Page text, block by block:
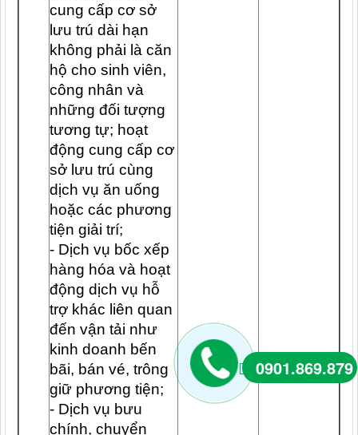
cung cấp cơ sở
lưu trú dài hạn
không phải là căn
hộ cho sinh viên,
công nhân và
những đối tượng
tương tự; hoạt
động cung cấp cơ
sở lưu trú cùng
dịch vụ ăn uống
hoặc các phương
tiện giải trí;
- Dịch vụ bốc xếp
hàng hóa và hoạt
động dịch vụ hỗ
trợ khác liên quan
đến vận tải như
kinh doanh bến
bãi, bán vé, trông
giữ phương tiện;
- Dịch vụ bưu
chính, chuyển
0901.869.879